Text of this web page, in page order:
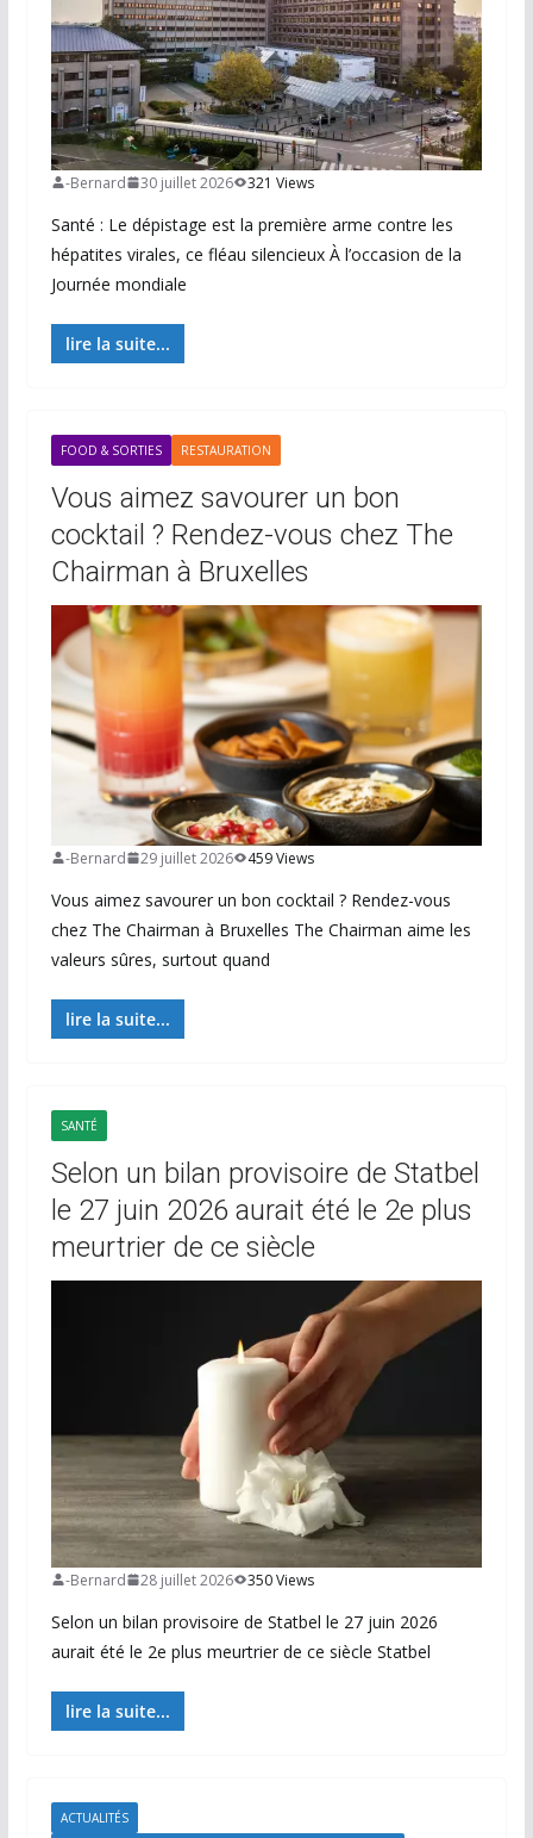
-Bernard 30 juillet 2026 321 Views
Santé : Le dépistage est la première arme contre les
hépatites virales, ce fléau silencieux À l’occasion de la
Journée mondiale
lire la suite...
FOOD & SORTIES RESTAURATION
Vous aimez savourer un bon
cocktail ? Rendez-vous chez The
Chairman à Bruxelles
-Bernard 29 juillet 2026 459 Views
Vous aimez savourer un bon cocktail ? Rendez-vous
chez The Chairman à Bruxelles The Chairman aime les
valeurs sûres, surtout quand
lire la suite...
SANTÉ
Selon un bilan provisoire de Statbel
le 27 juin 2026 aurait été le 2e plus
meurtrier de ce siècle
-Bernard 28 juillet 2026 350 Views
Selon un bilan provisoire de Statbel le 27 juin 2026
aurait été le 2e plus meurtrier de ce siècle Statbel
lire la suite...
ACTUALITÉS